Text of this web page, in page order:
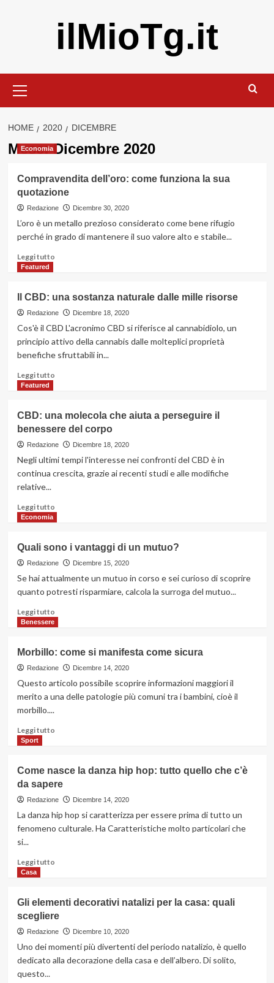
ilMioTg.it
principale
HOME 2020 DICEMBRE
Mese:Dicembre 2020
Economia
Compravendita dell’oro: come funziona la sua
quotazione
Redazione Dicembre 30, 2020
L’oro è un metallo prezioso considerato come bene rifugio
perché in grado di mantenere il suo valore alto e stabile...
Leggi tuttoLeggi
Compravendita
dell’oro:
come
funziona
sua
Featured
Il CBD: una sostanza naturale dalle mille risorse
Redazione Dicembre 18, 2020
Cos'è il CBD L'acronimo CBD si riferisce al cannabidiolo, un
principio attivo della cannabis dalle molteplici proprietà
benefiche sfruttabili in...
Leggi tuttoLeggi
Il
CBD:
una
sostanza
naturale
dalle
Featured
CBD: una molecola che aiuta a perseguire il
benessere del corpo
Redazione Dicembre 18, 2020
Negli ultimi tempi l'interesse nei confronti del CBD è in
continua crescita, grazie ai recenti studi e alle modifiche
relative...
Leggi tuttoLeggi
CBD:
una
molecola
a
perseguire
del
corpo
Economia
Quali sono i vantaggi di un mutuo?
Redazione Dicembre 15, 2020
Se hai attualmente un mutuo in corso e sei curioso di scoprire
quanto potresti risparmiare, calcola la surroga del mutuo...
Leggi tuttoLeggi
di
Quali
sono
i
vantaggi
un
Benessere
Morbillo: come si manifesta come sicura
Redazione Dicembre 14, 2020
Questo articolo possibile scoprire informazioni maggiori il
merito a una delle patologie più comuni tra i bambini, cioè il
morbillo....
Leggi tuttoLeggi
Morbillo:
come
si
manifesta
come
sicura
Sport
Come nasce la danza hip hop: tutto quello che c’è
da sapere
Redazione Dicembre 14, 2020
La danza hip hop si caratterizza per essere prima di tutto un
fenomeno culturale. Ha Caratteristiche molto particolari che
si...
Leggi tuttoLeggi
Come
nasce
la
hop:
Casa
Gli elementi decorativi natalizi per la casa: quali
scegliere
Redazione Dicembre 10, 2020
Uno dei momenti più divertenti del periodo natalizio, è quello
dedicato alla decorazione della casa e dell’albero. Di solito,
questo...